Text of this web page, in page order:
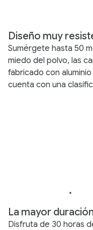
Diseño muy
Sumérgete hasta 50
miedo del polvo, las
fabricado con
cuenta con una
La mayor
Disfruta de 30 horas